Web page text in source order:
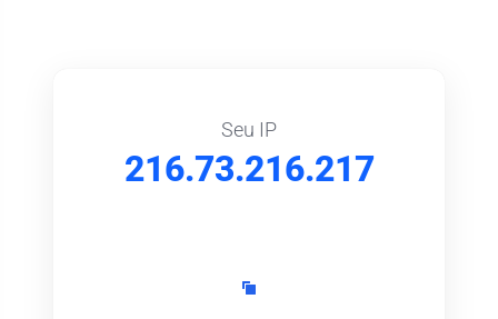
Seu IP
216.73.216.217